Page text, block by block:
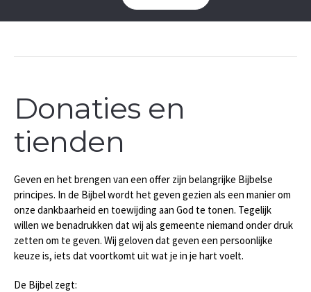
Donaties en
tienden
Geven en het brengen van een offer zijn belangrijke Bijbelse
principes. In de Bijbel wordt het geven gezien als een manier om
onze dankbaarheid en toewijding aan God te tonen. Tegelijk
willen we benadrukken dat wij als gemeente niemand onder druk
zetten om te geven. Wij geloven dat geven een persoonlijke
keuze is, iets dat voortkomt uit wat je in je hart voelt.
De Bijbel zegt: